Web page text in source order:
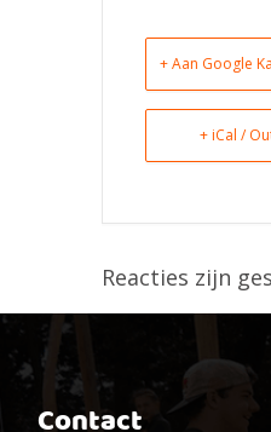
+ Aan Google
+ iCal /
Reacties zijn
Contact